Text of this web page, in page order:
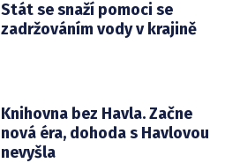
Stát se snaží pomoci se
zadržováním vody v krajině
Knihovna bez Havla. Začne
nová éra, dohoda s Havlovou
nevyšla